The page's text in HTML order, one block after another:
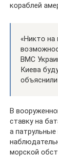
кораблей
«Никто на
ВМС
Киева
В
ставку на
а
морской